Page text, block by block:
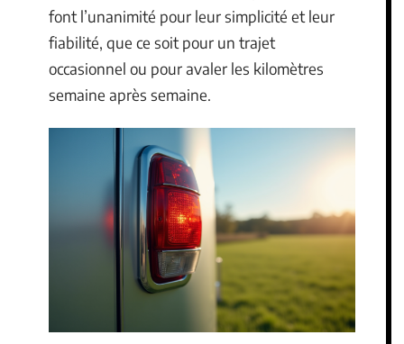
font l’unanimité pour leur simplicité et leur
fiabilité, que ce soit pour un trajet
occasionnel ou pour avaler les kilomètres
semaine après semaine.